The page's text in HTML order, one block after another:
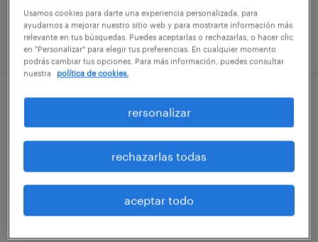
publicado el 29 julio 2026
reponedor solo domingos por horas
ñuñoa, región metropolitana de santiago
tiempo completo
$3.500 - $3.600 por mes
Usamos cookies para darte una experiencia personalizada, para
ayudarnos a mejorar nuestro sitio web y para mostrarte información más
relevante en tus búsquedas. Puedes aceptarlas o rechazarlas, o hacer clic
en "Personalizar" para elegir tus preferencias. En cualquier momento
podrás cambiar tus opciones. Para más información, puedes consultar
nuestra
política de cookies.
rersonalizar
rechazarlas todas
aceptar todo